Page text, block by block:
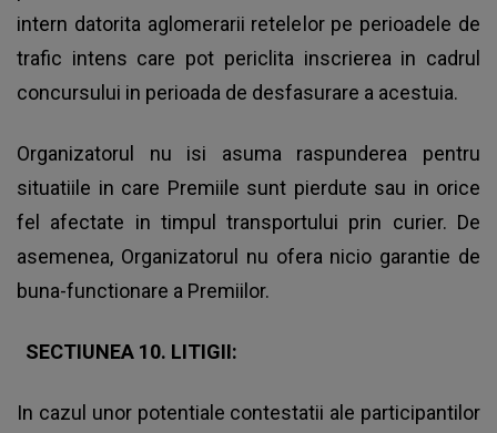
intern datorita aglomerarii retelelor pe perioadele de
trafic intens care pot periclita inscrierea in cadrul
concursului in perioada de desfasurare a acestuia.
Organizatorul nu isi asuma raspunderea pentru
situatiile in care Premiile sunt pierdute sau in orice
fel afectate in timpul transportului prin curier. De
asemenea, Organizatorul nu ofera nicio garantie de
buna-functionare a Premiilor.
SECTIUNEA 10. LITIGII:
In cazul unor potentiale contestatii ale participantilor